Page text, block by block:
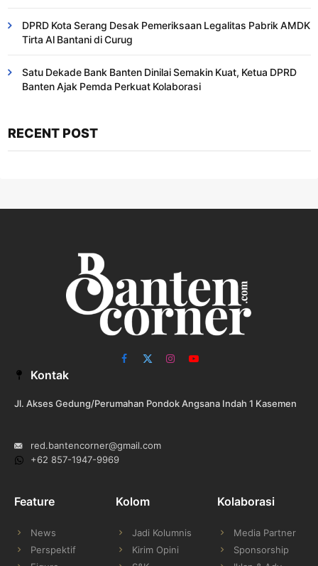
DPRD Kota Serang Desak Pemeriksaan Legalitas Pabrik AMDK
Tirta Al Bantani di Curug
Satu Dekade Bank Banten Dinilai Semakin Kuat, Ketua DPRD
Banten Ajak Pemda Perkuat Kolaborasi
RECENT POST
Facebook
X
InstagramYouTube
Kontak
Jl. Akses Gedung/Perumahan Pondok Angsana Indah 1 Kasemen
red.bantencorner@gmail.com
+62 857-1947-9969
Feature
News
Perspektif
Kolom
Jadi Kolumnis
Kirim Opini
Kolaborasi
Media Partner
Sponsorship